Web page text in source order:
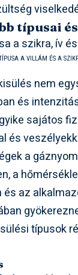
típusai
A VILLÁM ÉS A
nem
és
sajátos
és
a
a
és az
típusok